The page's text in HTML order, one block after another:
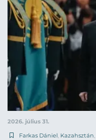
2026. július 31.
Farkas Dániel, Kazahsztán,